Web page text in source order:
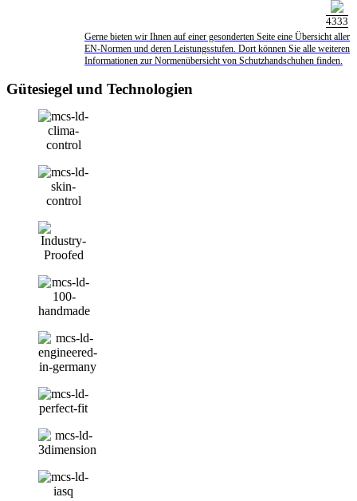
4333
Gerne bieten wir Ihnen auf einer gesonderten Seite eine Übersicht aller
EN-Normen und deren Leistungsstufen. Dort können Sie alle weiteren
Informationen zur Normenübersicht von Schutzhandschuhen finden.
Gütesiegel und Technologien